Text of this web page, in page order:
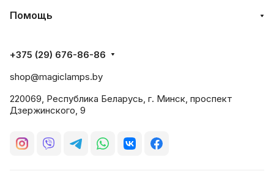
Помощь
+375 (29) 676-86-86
shop@magiclamps.by
220069, Республика Беларусь, г. Минск, проспект
Дзержинского, 9